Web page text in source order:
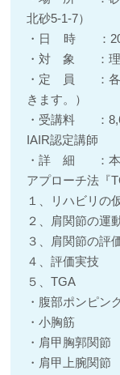
北砂5-1-7）
・日 時 ：
・対 象 ：理
・定 員 ：各
きます。）
・受講料 ：
IAIR認定講師
・詳 細 ：本
アプローチ法『
１、リハビリの
２、肩関節の運
３、肩関節の評
４、評価実技
５、TGA
・腹部ポンピン
・小胸筋
・肩甲胸郭関節
・肩甲上腕関節